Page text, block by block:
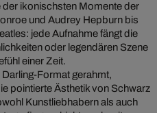
ikonischsten Momente der
und Audrey Hepburn bis
jede Aufnahme fängt die
oder legendären Szene
einer Zeit.
Format gerahmt,
pointierte Ästhetik von Schwarz
Kunstliebhabern als auch